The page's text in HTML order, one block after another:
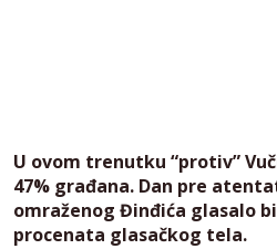
U ovom trenutku “protiv”
47% građana. Dan pre
omraženog Đinđića glasalo
procenata glasačkog tela.